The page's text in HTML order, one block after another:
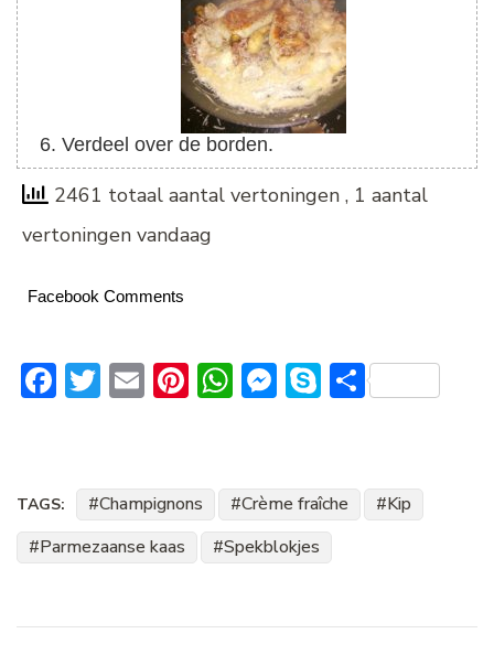
Verdeel over de borden.
2461 totaal aantal vertoningen , 1 aantal
vertoningen vandaag
Facebook Comments
Facebook
Twitter
EmailPinterest
WhatsApp
Messenger
Skype
Delen
TAGS: Champignons Crème fraîche
Kip
Parmezaanse kaas
Spekblokjes